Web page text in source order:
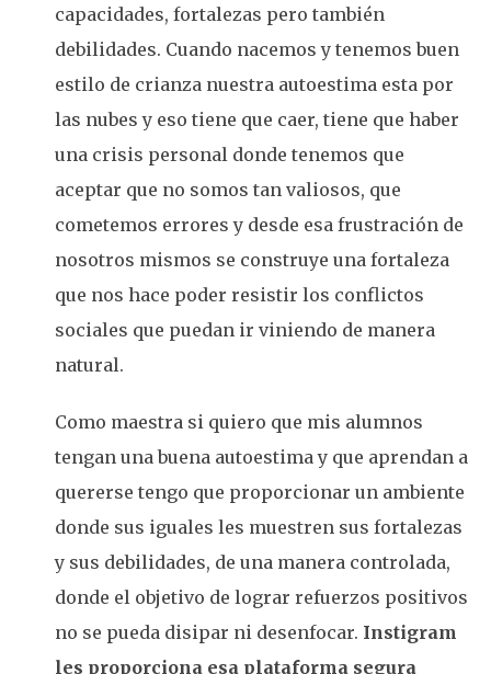
capacidades, fortalezas pero también
debilidades. Cuando nacemos y tenemos buen
estilo de crianza nuestra autoestima esta por
las nubes y eso tiene que caer, tiene que haber
una crisis personal donde tenemos que
aceptar que no somos tan valiosos, que
cometemos errores y desde esa frustración de
nosotros mismos se construye una fortaleza
que nos hace poder resistir los conflictos
sociales que puedan ir viniendo de manera
natural.
Como maestra si quiero que mis alumnos
tengan una buena autoestima y que aprendan a
quererse tengo que proporcionar un ambiente
donde sus iguales les muestren sus fortalezas
y sus debilidades, de una manera controlada,
donde el objetivo de lograr refuerzos positivos
no se pueda disipar ni desenfocar. Instigram
les proporciona esa plataforma segura